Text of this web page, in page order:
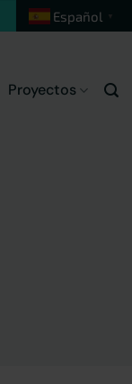
Español ▼
Proyectos